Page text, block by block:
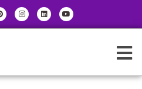
I
n
s
t
L
i
n
k
Y
o
u
t